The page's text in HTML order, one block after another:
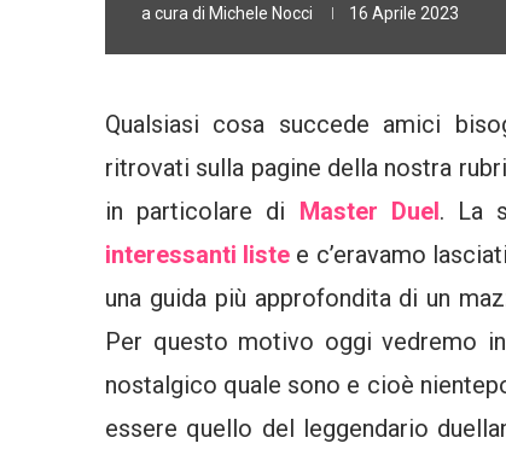
a cura di Michele Nocci 16 Aprile 2023
Qualsiasi cosa succede amici
ritrovati sulla pagine della nostra
in particolare di Master Duel. La
interessanti liste e c’eravamo
una guida più approfondita di un
Per questo motivo oggi vedremo
nostalgico quale sono e cioè
essere quello del leggendario